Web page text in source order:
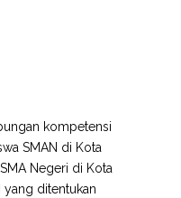
kompetensi
SMAN di Kota
Negeri di Kota
yang ditentukan